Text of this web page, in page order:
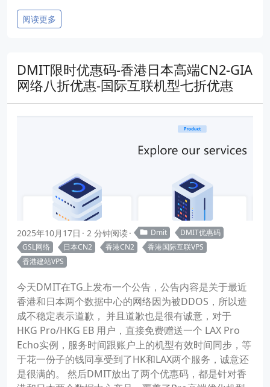
阅读更多
DMIT限时优惠码-香港日本高端CN2-GIA
网络八折优惠-国际互联机型七折优惠
2025年10月17日 2 分钟阅读 Dmit
DMIT优惠码
GSL网络
日本CN2 香港CN2
香港国际互联VPS
香港建站VPS
今天DMIT在TG上发布一个公告，公告内容是关于最近
香港和日本两个数据中心的网络因为被DDOS，所以造
成不稳定表示道歉， 并且道歉也是很有诚意，对于
HKG Pro/HKG EB 用户，直接免费赠送一个 LAX Pro
Echo实例，服务时间跟账户上的机型有效时间同步，等
于花一份子的钱同享受到了HK和LAX两个服务，诚意还
是很满的。 然后DMIT放出了两个优惠码，都是针对香